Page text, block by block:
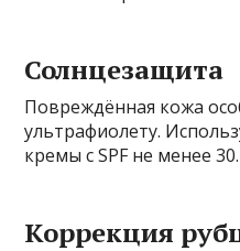
Солнцезащита
Повреждённая кожа
ультрафиолету.
кремы с SPF не менее 30.
Коррекция